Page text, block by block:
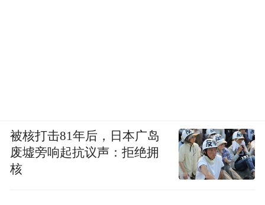
被核打击81年后，日本广岛
废墟旁响起抗议声：拒绝拥
核